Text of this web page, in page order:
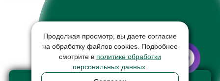
Продолжая просмотр, вы даете согласие
на обработку файлов cookies. Подробнее
смотрите в политике обработки
персональных данных